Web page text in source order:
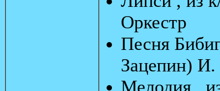
Оркестр
Песня
Зацепин) И.
Мелодия ,